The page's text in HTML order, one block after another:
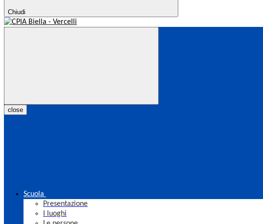
Chiudi
close
Scuola
Presentazione
I luoghi